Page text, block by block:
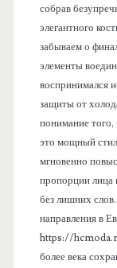
собрав
элегантного
забываем о
элементы
воспринимался
защиты от
понимание
это мощный
мгновенно
пропорции лица
без лишних
направления в
https://
более века